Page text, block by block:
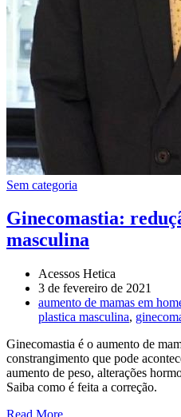
Sem categoria
Ginecomastia:
masculina
Acessos Hetica
3 de fevereiro de 2021
aumento de mamas em
plastica masculina,
Ginecomastia é o aumento de
constrangimento que pode
aumento de peso, alterações
Saiba como é feita a correção.